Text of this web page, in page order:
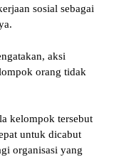
sosial sebagai
aksi
orang tidak
kelompok tersebut
untuk dicabut
organisasi yang